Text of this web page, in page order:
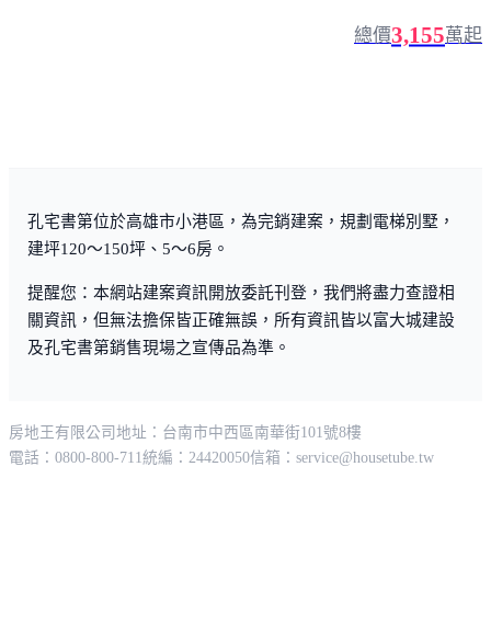
總價3,155萬起
孔宅書第位於高雄市小港區，為完銷建案，規劃電梯別墅，
建坪120～150坪、5～6房。
提醒您：本網站建案資訊開放委託刊登，我們將盡力查證相
關資訊，但無法擔保皆正確無誤，所有資訊皆以富大城建設
及孔宅書第銷售現場之宣傳品為準。
房地王有限公司 地址：台南市中西區南華街101號8樓
電話：0800-800-711統編：24420050信箱： service@housetube.tw